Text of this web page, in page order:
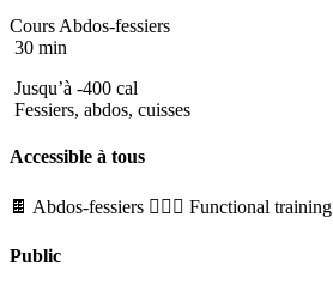
Cours Abdos-fessiers
30 min
Jusqu’à -400 cal
Fessiers, abdos, cuisses
Accessible à tous
🍫 Abdos-fessiers 🏋🏼‍♂️ Functional training
Public